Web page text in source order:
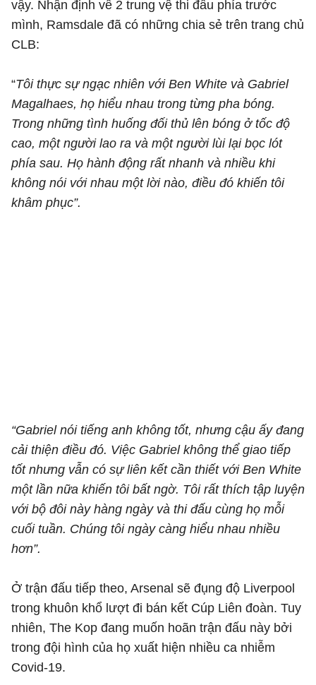
vậy. Nhận định về 2 trung vệ thi đấu phía trước
mình, Ramsdale đã có những chia sẻ trên trang chủ
CLB:
“Tôi thực sự ngạc nhiên với Ben White và Gabriel
Magalhaes, họ hiểu nhau trong từng pha bóng.
Trong những tình huống đối thủ lên bóng ở tốc độ
cao, một người lao ra và một người lùi lại bọc lót
phía sau. Họ hành động rất nhanh và nhiều khi
không nói với nhau một lời nào, điều đó khiến tôi
khâm phục”.
“Gabriel nói tiếng anh không tốt, nhưng cậu ấy đang
cải thiện điều đó. Việc Gabriel không thể giao tiếp
tốt nhưng vẫn có sự liên kết cần thiết với Ben White
một lần nữa khiến tôi bất ngờ. Tôi rất thích tập luyện
với bộ đôi này hàng ngày và thi đấu cùng họ mỗi
cuối tuần. Chúng tôi ngày càng hiểu nhau nhiều
hơn”.
Ở trận đấu tiếp theo, Arsenal sẽ đụng độ Liverpool
trong khuôn khổ lượt đi bán kết Cúp Liên đoàn. Tuy
nhiên, The Kop đang muốn hoãn trận đấu này bởi
trong đội hình của họ xuất hiện nhiều ca nhiễm
Covid-19.